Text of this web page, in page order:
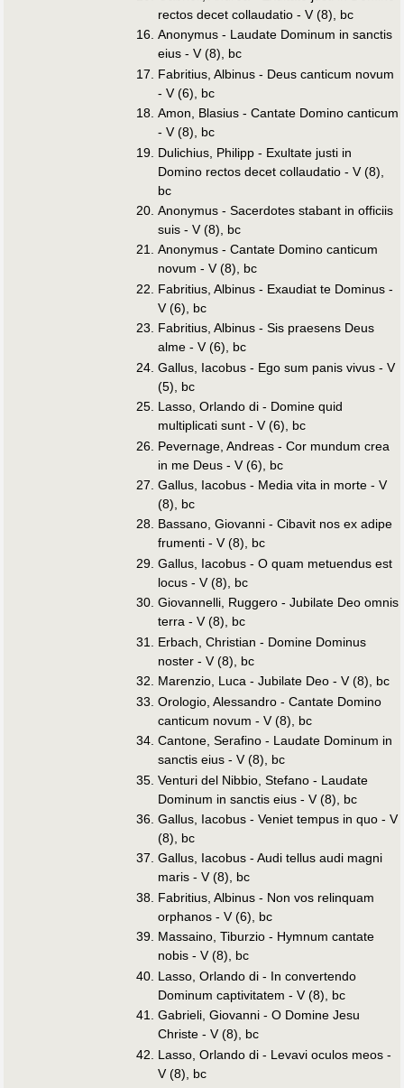
rectos decet collaudatio - V (8), bc
Anonymus - Laudate Dominum in sanctis
eius - V (8), bc
Fabritius, Albinus - Deus canticum novum
- V (6), bc
Amon, Blasius - Cantate Domino canticum
- V (8), bc
Dulichius, Philipp - Exultate justi in
Domino rectos decet collaudatio - V (8),
bc
Anonymus - Sacerdotes stabant in officiis
suis - V (8), bc
Anonymus - Cantate Domino canticum
novum - V (8), bc
Fabritius, Albinus - Exaudiat te Dominus -
V (6), bc
Fabritius, Albinus - Sis praesens Deus
alme - V (6), bc
Gallus, Iacobus - Ego sum panis vivus - V
(5), bc
Lasso, Orlando di - Domine quid
multiplicati sunt - V (6), bc
Pevernage, Andreas - Cor mundum crea
in me Deus - V (6), bc
Gallus, Iacobus - Media vita in morte - V
(8), bc
Bassano, Giovanni - Cibavit nos ex adipe
frumenti - V (8), bc
Gallus, Iacobus - O quam metuendus est
locus - V (8), bc
Giovannelli, Ruggero - Jubilate Deo omnis
terra - V (8), bc
Erbach, Christian - Domine Dominus
noster - V (8), bc
Marenzio, Luca - Jubilate Deo - V (8), bc
Orologio, Alessandro - Cantate Domino
canticum novum - V (8), bc
Cantone, Serafino - Laudate Dominum in
sanctis eius - V (8), bc
Venturi del Nibbio, Stefano - Laudate
Dominum in sanctis eius - V (8), bc
Gallus, Iacobus - Veniet tempus in quo - V
(8), bc
Gallus, Iacobus - Audi tellus audi magni
maris - V (8), bc
Fabritius, Albinus - Non vos relinquam
orphanos - V (6), bc
Massaino, Tiburzio - Hymnum cantate
nobis - V (8), bc
Lasso, Orlando di - In convertendo
Dominum captivitatem - V (8), bc
Gabrieli, Giovanni - O Domine Jesu
Christe - V (8), bc
Lasso, Orlando di - Levavi oculos meos -
V (8), bc